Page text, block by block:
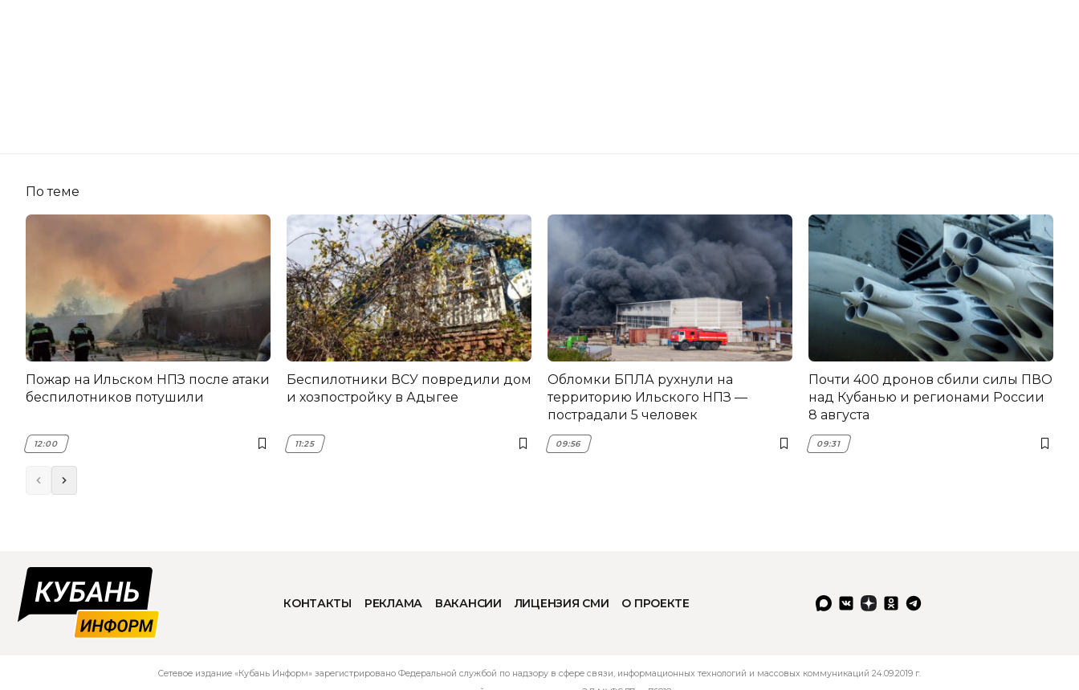
По теме
Пожар на Ильском НПЗ после атаки
беспилотников потушили
12:00
Беспилотники ВСУ повредили дом
и хозпостройку в Адыгее
11:25
Обломки БПЛА рухнули на
территорию Ильского НПЗ —
пострадали 5 человек
09:56
Почти 400 дронов сбили силы ПВО
над Кубанью и регионами России
8 августа
09:31
КОНТАКТЫ РЕКЛАМА ВАКАНСИИ ЛИЦЕНЗИЯ СМИ О ПРОЕКТЕ
Сетевое издание «Кубань Информ» зарегистрировано Федеральной службой по надзору в сфере связи, информационных технологий и массовых коммуникаций 24.09.2019 г.